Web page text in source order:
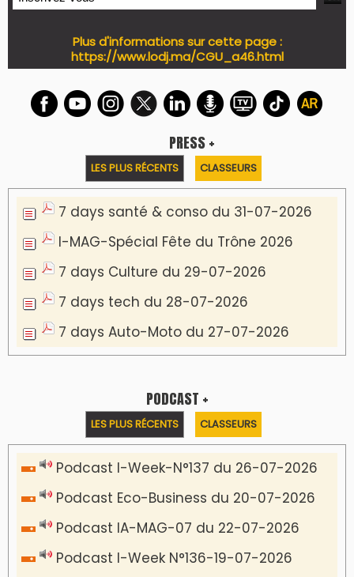
Plus d'informations sur cette page :
https://www.lodj.ma/CGU_a46.html
PRESS +
LES PLUS RÉCENTS CLASSEURS
7 days santé & conso du 31-07-2026
I-MAG-Spécial Fête du Trône 2026
7 days Culture du 29-07-2026
7 days tech du 28-07-2026
7 days Auto-Moto du 27-07-2026
PODCAST +
LES PLUS RÉCENTS CLASSEURS
Podcast I-Week-N°137 du 26-07-2026
Podcast Eco-Business du 20-07-2026
Podcast IA-MAG-07 du 22-07-2026
Podcast I-Week N°136-19-07-2026